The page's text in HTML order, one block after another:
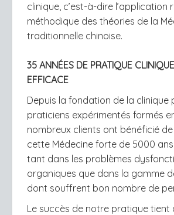
clinique, c’est-à-dire l’application
méthodique des théories de la
traditionnelle chinoise.
35 ANNÉES DE PRATIQUE
EFFICACE
Depuis la fondation de la clinique
praticiens expérimentés formés
nombreux clients ont bénéficié
cette Médecine forte de 5000 ans
tant dans les problèmes
organiques que dans la gamme
dont souffrent bon nombre de
Le succès de notre pratique tient